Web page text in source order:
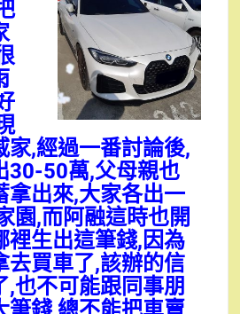
家,經過一番討論後,
30-50萬,父母親也
拿出來,大家各出一
園,而阿融這時也開
裡生出這筆錢,因為
去買車了,該辦的信
,也不可能跟同事朋